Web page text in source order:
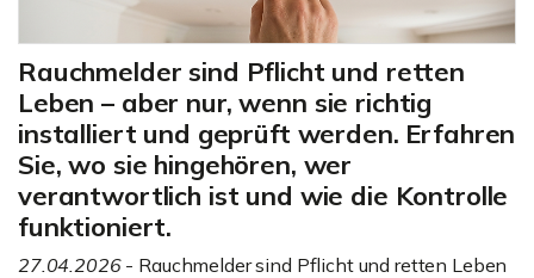
Rauchmelder sind Pflicht und retten
Leben – aber nur, wenn sie richtig
installiert und geprüft werden. Erfahren
Sie, wo sie hingehören, wer
verantwortlich ist und wie die Kontrolle
funktioniert.
27.04.2026- Rauchmelder sind Pflicht und retten Leben